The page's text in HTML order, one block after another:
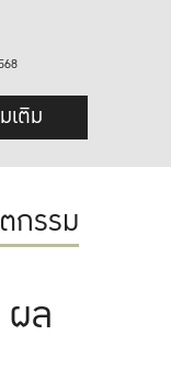
เติม
กรรม
ผล